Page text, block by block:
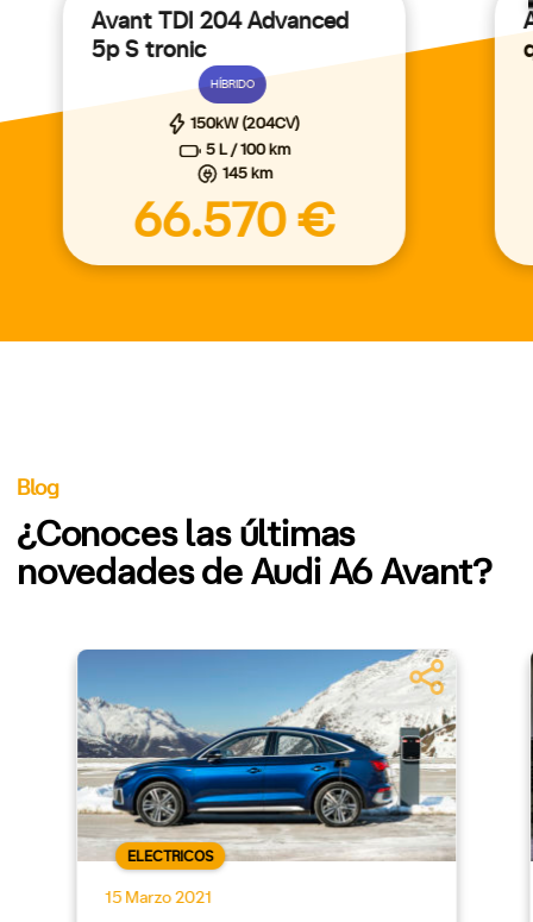
Avant TDI 204 Advanced
5p S tronic
HÍBRIDO
150kW (204CV)
5 L / 100 km
145 km
66.570 €
Blog
¿Conoces las últimas
novedades de Audi A6 Avant?
ELECTRICOS
15 Marzo 2021